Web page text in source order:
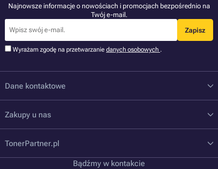
Najnowsze informacje o nowościach i promocjach bezpośrednio na
Twój e-mail.
Zapisz
Wyrażam zgodę na przetwarzanie danych osobowych .
Dane kontaktowe
Zakupy u nas
TonerPartner.pl
Bądźmy w kontakcie